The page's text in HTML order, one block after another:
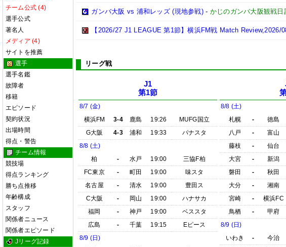
チーム公式 (4)
選手公式
著名人
メディア (4)
サイトを推薦
選手
選手名鑑
故障者
移籍
エピソード
契約状況
出場時間
得点・警告
チーム情報
競技場
得点ランキング
勝ち点推移
年齢構成
スタッフ
関係者ニュース
関係者エピソード
Jリーグ記録
ガンバ大阪 vs 浦和レッズ (現地参戦)- かじのガンバ大阪観戦日
【2026/27 J1 LEAGUE 第1節】横浜FM戦 Match Review,2026/
リーグ戦
J1
第1節
8/7 (金)
横浜FM
3-4 鹿島 19:26
MUFG国立
G大阪
4-3 浦和 19:33
パナスタ
8/8 (土)
柏
- 水戸 19:00
三協F柏
FC東京
- 町田 19:00
味スタ
名古屋
- 清水 19:00
豊田ス
C大阪
- 岡山 19:00
ハナサカ
福岡
- 神戸 19:00
ベススタ
広島
- 千葉 19:15
Eピース
8/9 (日)
8/8 (土)
札幌
- 徳島
八戸
- 富山
藤枝
- 仙台
大宮
- 新潟
磐田
- 秋田
大分
- 湘南
宮崎
- 横浜FC
鳥栖
- 甲府
8/9 (日)
いわき
- 今治